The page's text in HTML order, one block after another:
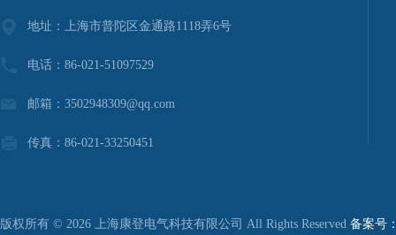
地址：上海市普陀区金通路1118弄6号
电话：86-021-51097529
邮箱：3502948309@qq.com
传真：86-021-33250451
版权所有 © 2026 上海康登电气科技有限公司 All Rights Reserved 备案号